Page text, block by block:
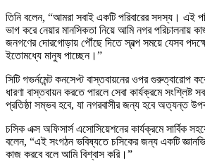
তিনি বলেন, “আমরা সবাই একটি পরিবারের সদস্য। এই
ভাগ করে নেয়ার মানসিকতা নিয়ে আমি নগর পরিচালনায়
জনগণের দোরগোড়ায় পৌঁছে দিতে স্বল্প সময়ে যেসব
ইতোমধ্যে মানুষ পাচ্ছেন।”
সিটি গভর্নমেন্ট কনসেপ্ট বাস্তবায়নের ওপর গুরুত্বারোপ
ধারণা বাস্তবায়ন করতে পারলে সেবা কার্যক্রমে সংশ্লিষ্ট
প্রতিষ্ঠা সম্ভব হবে, যা নগরবাসীর জন্য হবে অত্যন্ত
চসিক এক্স অফিসার্স এসোসিয়েশনের কার্যক্রমে সার্বিক
বলেন, “এই সংগঠন ভবিষ্যতে চসিকের জন্য একটি
কাজ করবে বলে আমি বিশ্বাস করি।”